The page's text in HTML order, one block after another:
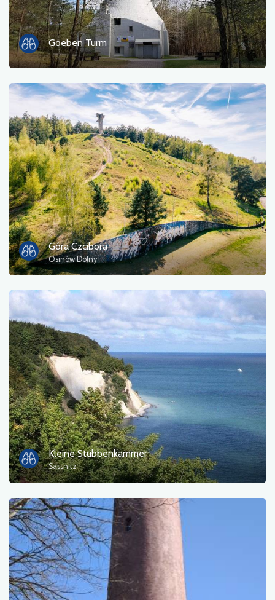
Goeben Turm
Góra Czcibora
Osinów Dolny
Kleine Stubbenkammer
Sassnitz